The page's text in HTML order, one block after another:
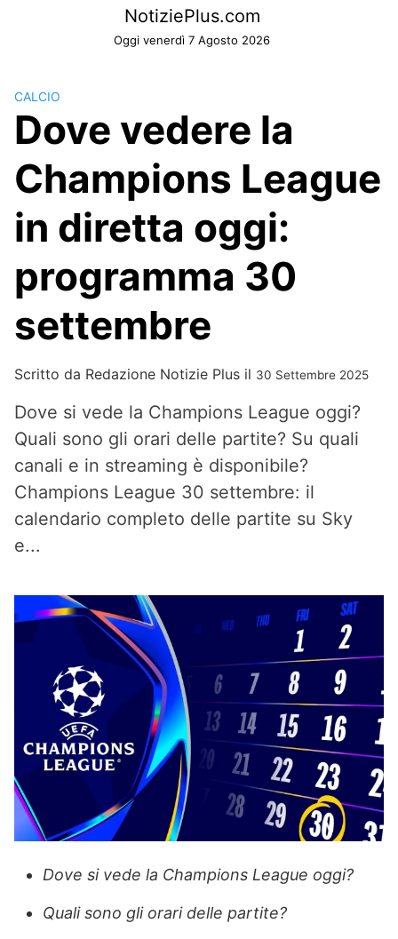
NotiziePlus.com
Oggi venerdì 7 Agosto 2026
CALCIO
Dove vedere la
Champions League
in diretta oggi:
programma 30
settembre
Scritto da Redazione Notizie Plus il 30 Settembre 2025
Dove si vede la Champions League oggi?
Quali sono gli orari delle partite? Su quali
canali e in streaming è disponibile?
Champions League 30 settembre: il
calendario completo delle partite su Sky
e...
Dove si vede la Champions League oggi?
Quali sono gli orari delle partite?